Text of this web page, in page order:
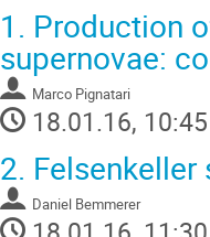
1. Production
supernovae:
Marco Pignatari
18.01.16, 10:45
2. Felsenkeller
Daniel Bemmerer